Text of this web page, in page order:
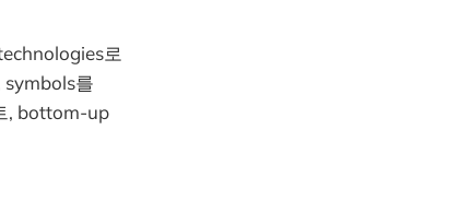
로
symbols를
, bottom-up